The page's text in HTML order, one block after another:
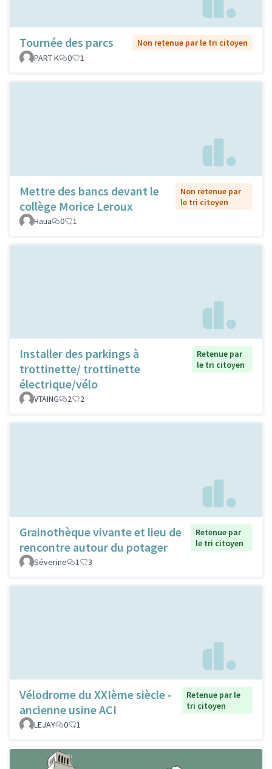
Tournée des parcs
Non retenue par le tri citoyen
PART K
0 1
Mettre des bancs devant le
collège Morice Leroux
Non retenue par
le tri citoyen
Haua
0 1
Installer des parkings à
trottinette/ trottinette
électrique/vélo
Retenue par
le tri citoyen
VTAING 2 2
Grainothèque vivante et lieu de
rencontre autour du potager
Retenue par
le tri citoyen
Séverine
1 3
Vélodrome du XXIème siècle -
ancienne usine ACI
Retenue par le
tri citoyen
LEJAY
0 1